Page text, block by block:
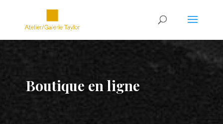
Boutique en ligne